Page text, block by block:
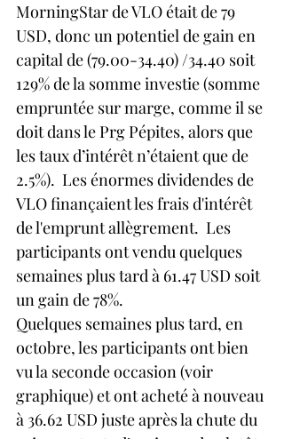
MorningStar de VLO était de 79
USD, donc un potentiel de gain en
capital de (79.00-34.40) /34.40 soit
129% de la somme investie (somme
empruntée sur marge, comme il se
doit dans le Prg Pépites, alors que
les taux d’intérêt n’étaient que de
2.5%).  Les énormes dividendes de
VLO finançaient les frais d'intérêt
de l'emprunt allègrement.  Les
participants ont vendu quelques
semaines plus tard à 61.47 USD soit
un gain de 78%.
Quelques semaines plus tard, en
octobre, les participants ont bien
vu la seconde occasion (voir
graphique) et ont acheté à nouveau
à 36.62 USD juste après la chute du